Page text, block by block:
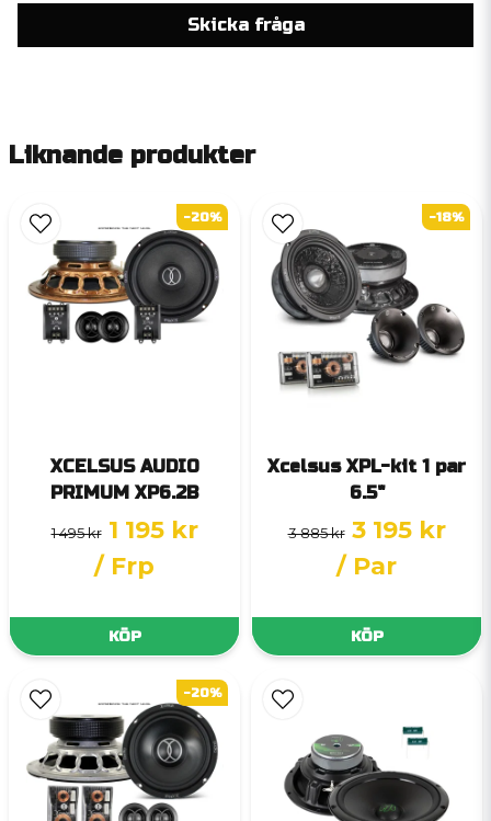
Skicka fråga
Liknande produkter
XCELSUS AUDIO
PRIMUM XP6.2B
1 495 kr 1 195 kr
/ Frp
KÖP
-20%
Xcelsus XPL-kit 1 par
6.5"
3 885 kr 3 195 kr
/ Par
KÖP
-18%
-20%